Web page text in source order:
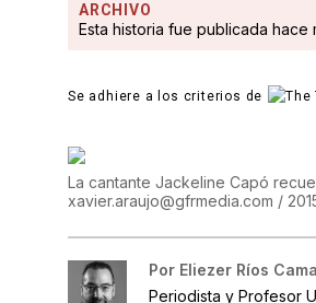
ARCHIVO
Esta historia fue publicada hace
Se adhiere a los criterios de
La cantante Jackeline Capó
xavier.araujo@gfrmedia.com /
Por Eliezer Ríos
Periodista y Profesor